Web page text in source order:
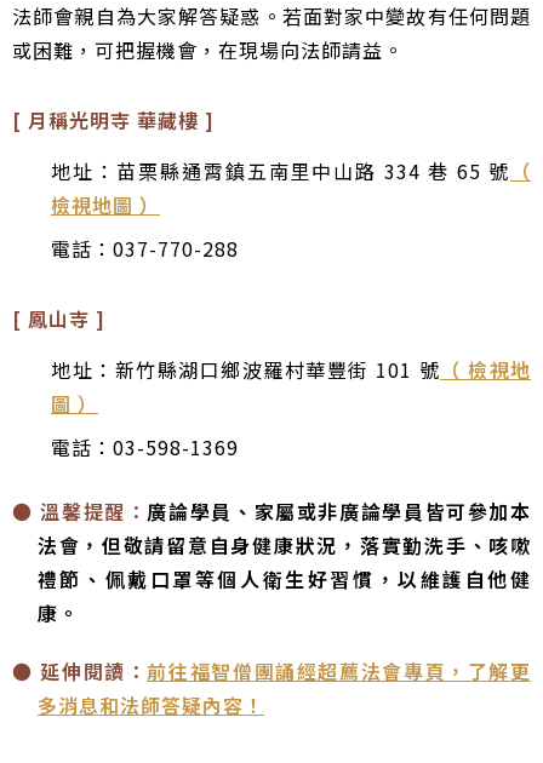
法師會親自為大家解答疑惑。若面對家中變故有任何問題
或困難，可把握機會，在現場向法師請益。
[ 月稱光明寺 華藏樓 ]
地址：苗栗縣通霄鎮五南里中山路 334 巷 65 號 （
檢視地圖 ）
電話：037-770-288
[ 鳳山寺 ]
地址：新竹縣湖口鄉波羅村華豐街 101 號 （ 檢視地
圖 ）
電話：03-598-1369
● 溫馨提醒： 廣論學員、家屬或非廣論學員皆可參加本
法會，但敬請留意自身健康狀況，落實勤洗手、咳嗽
禮節、佩戴口罩等個人衛生好習慣，以維護自他健
康。
● 延伸閱讀：前往福智僧團誦經超薦法會專頁，了解更
多消息和法師答疑內容！